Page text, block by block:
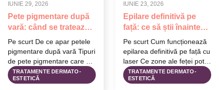
IUNIE 29, 2026
Pete pigmentare după
vară: când se tratează
și ce opțiuni există
Pe scurt De ce apar petele
pigmentare după vară Tipuri
de pete pigmentare care se
agravează după…
TRATAMENTE DERMATO-
ESTETICĂ
IUNIE 23, 2026
Epilare definitivă pe
față: ce să știi înainte
de tratament
Pe scurt Cum funcționează
epilarea definitivă pe față cu
laser Ce zone ale feței pot fi
tratate…
TRATAMENTE DERMATO-
ESTETICĂ